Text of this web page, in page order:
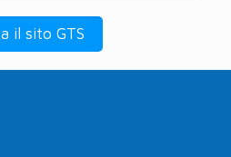
il sito GTS